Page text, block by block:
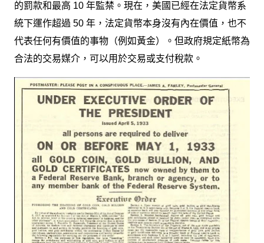
的罰款和最高 10 年監禁。現在，美國已經在法定貨幣系
統下運作超過 50 年，法定貨幣本身沒有內在價值，也不
代表任何有價值的事物（例如黃金）。但政府規定紙幣為
合法的交易媒介，可以用於交易或支付稅款。